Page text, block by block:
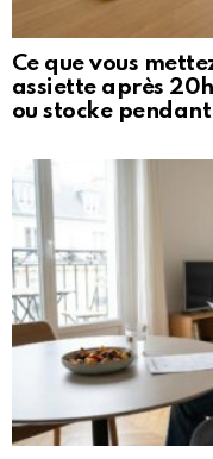
Ce que vous
assiette après
ou stocke